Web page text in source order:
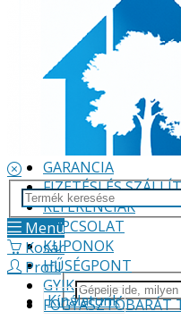
VÁLLALKOZÁS
GARANCIA
FIZETÉSI ÉS
REFERENCIÁK
KAPCSOLAT
KUPONOK
HŰSÉGPONT
GYIK
FOGYASZTÓBARÁT
Menü
Kosár
Profil
Kínálatunk